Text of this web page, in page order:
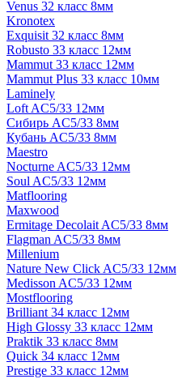
Venus 32 класс 8мм
Kronotex
Exquisit 32 класс 8мм
Robusto 33 класс 12мм
Mammut 33 класс 12мм
Mammut Plus 33 класс 10мм
Laminely
Loft AC5/33 12мм
Сибирь AC5/33 8мм
Кубань AC5/33 8мм
Maestro
Nocturne AC5/33 12мм
Soul AC5/33 12мм
Matflooring
Maxwood
Ermitage Decolait AC5/33 8мм
Flagman AC5/33 8мм
Millenium
Nature New Click AC5/33 12мм
Medisson AC5/33 12мм
Mostflooring
Brilliant 34 класс 12мм
High Glossy 33 класс 12мм
Praktik 33 класс 8мм
Quick 34 класс 12мм
Prestige 33 класс 12мм